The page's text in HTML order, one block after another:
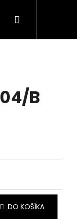
Nákupný
B
DO KOŠÍKA